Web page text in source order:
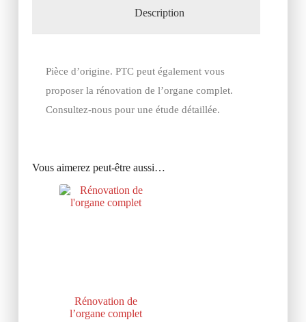
Description
Pièce d’origine. PTC peut également vous
proposer la rénovation de l’organe complet.
Consultez-nous pour une étude détaillée.
Vous aimerez peut-être aussi…
Rénovation de
l’organe complet